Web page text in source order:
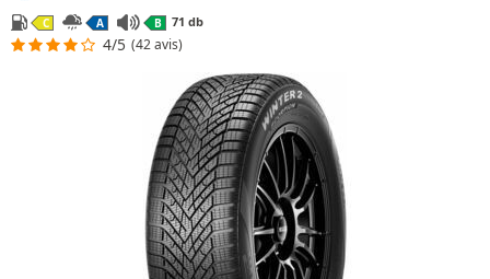
C A B 71 db
4/5 (42 avis)